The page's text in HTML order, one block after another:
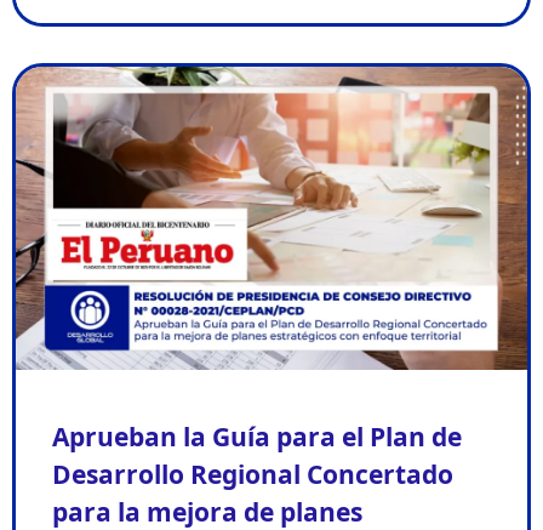
Aprueban la Guía para el Plan de
Desarrollo Regional Concertado
para la mejora de planes